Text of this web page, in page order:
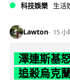
科技娛樂 生活
Lawton 15 小
澤連斯基
追殺烏克